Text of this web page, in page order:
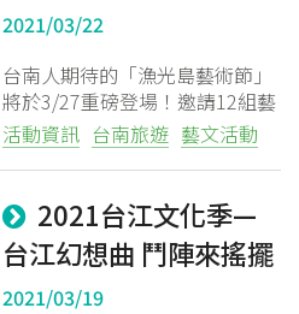
2021/03/22
台南人期待的「漁光島藝術節」
將於3/27重磅登場！邀請12組藝
術家團隊將作品與沙灘、樹林、
夕陽完美融合，盼讓民眾徜徉療
癒之境。另也規劃系列小島活
動，包含夜間觀星、漁光小旅
行、工作坊及森林餐桌等，讓大
家陶醉於漁光島風情。
活動資訊 台南旅遊 藝文活動
2021台江文化季—
台江幻想曲 鬥陣來搖擺
2021/03/19